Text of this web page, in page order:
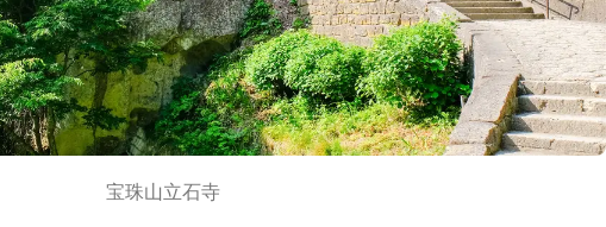
宝珠山立石寺